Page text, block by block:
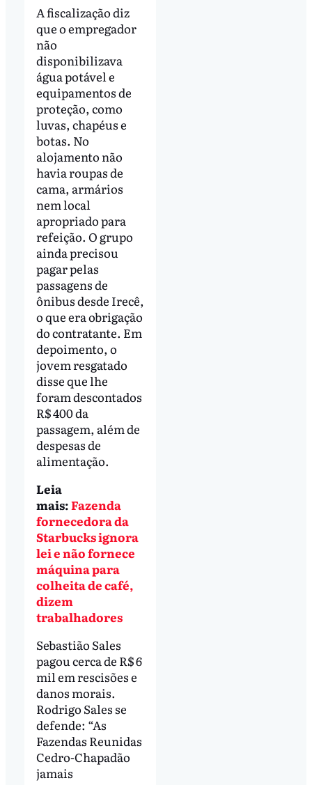
A fiscalização diz
que o empregador
não
disponibilizava
água potável e
equipamentos de
proteção, como
luvas, chapéus e
botas. No
alojamento não
havia roupas de
cama, armários
nem local
apropriado para
refeição. O grupo
ainda precisou
pagar pelas
passagens de
ônibus desde Irecê,
o que era obrigação
do contratante. Em
depoimento, o
jovem resgatado
disse que lhe
foram descontados
R$ 400 da
passagem, além de
despesas de
alimentação.
Leia
mais:Fazenda
fornecedora da
Starbucks ignora
lei e não fornece
máquina para
colheita de café,
dizem
trabalhadores
Sebastião Sales
pagou cerca de R$ 6
mil em rescisões e
danos morais.
Rodrigo Sales se
defende: “As
Fazendas Reunidas
Cedro-Chapadão
jamais